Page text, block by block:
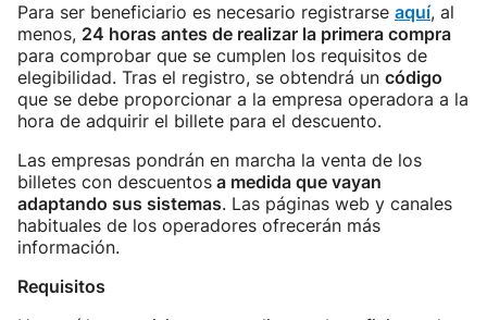
Para ser beneficiario es necesario registrarse aquí, al
menos, 24 horas antes de realizar la primera compra
para comprobar que se cumplen los requisitos de
elegibilidad. Tras el registro, se obtendrá un código
que se debe proporcionar a la empresa operadora a la
hora de adquirir el billete para el descuento.
Las empresas pondrán en marcha la venta de los
billetes con descuentos a medida que vayan
adaptando sus sistemas. Las páginas web y canales
habituales de los operadores ofrecerán más
información.
Requisitos